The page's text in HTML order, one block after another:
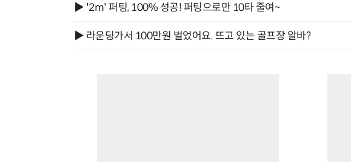
▶ '2m' 퍼팅, 100% 성공! 퍼팅으로만 10타 줄여~
▶ 라운딩가서 100만원 벌었어요. 뜨고 있는 골프장 알바?